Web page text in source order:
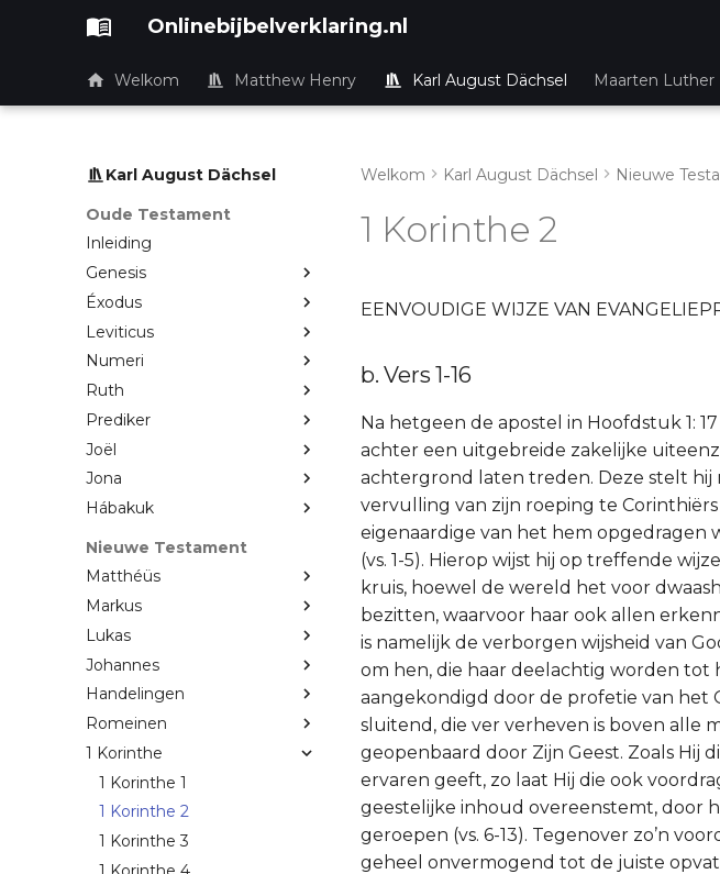
Onlinebijbelverklaring.nl
Welkom Matthew Henry Karl August Dächsel Maarten Luther
Karl August Dächsel
Oude Testament
Inleiding
Genesis
Éxodus
Leviticus
Numeri
Ruth
Prediker
Joël
Jona
Hábakuk
Nieuwe Testament
Matthéüs
Markus
Lukas
Johannes
Handelingen
Romeinen
1 Korinthe
1 Korinthe 1
1 Korinthe 2
1 Korinthe 3
Welkom Karl August Dächsel Nieuwe
1 Korinthe 2
EENVOUDIGE WIJZE VAN
b. Vers 1-16
Na hetgeen de apostel in Hoofdstuk 1:
achter een uitgebreide zakelijke
achtergrond laten treden. Deze stelt
vervulling van zijn roeping te
eigenaardige van het hem opgedragen
(vs. 1-5). Hierop wijst hij op treffende
kruis, hoewel de wereld het voor
bezitten, waarvoor haar ook allen
is namelijk de verborgen wijsheid van
om hen, die haar deelachtig worden tot
aangekondigd door de profetie van het
sluitend, die ver verheven is boven alle
geopenbaard door Zijn Geest. Zoals Hij
ervaren geeft, zo laat Hij die ook
geestelijke inhoud overeenstemt, door
geroepen (vs. 6-13). Tegenover zo’n
geheel onvermogend tot de juiste